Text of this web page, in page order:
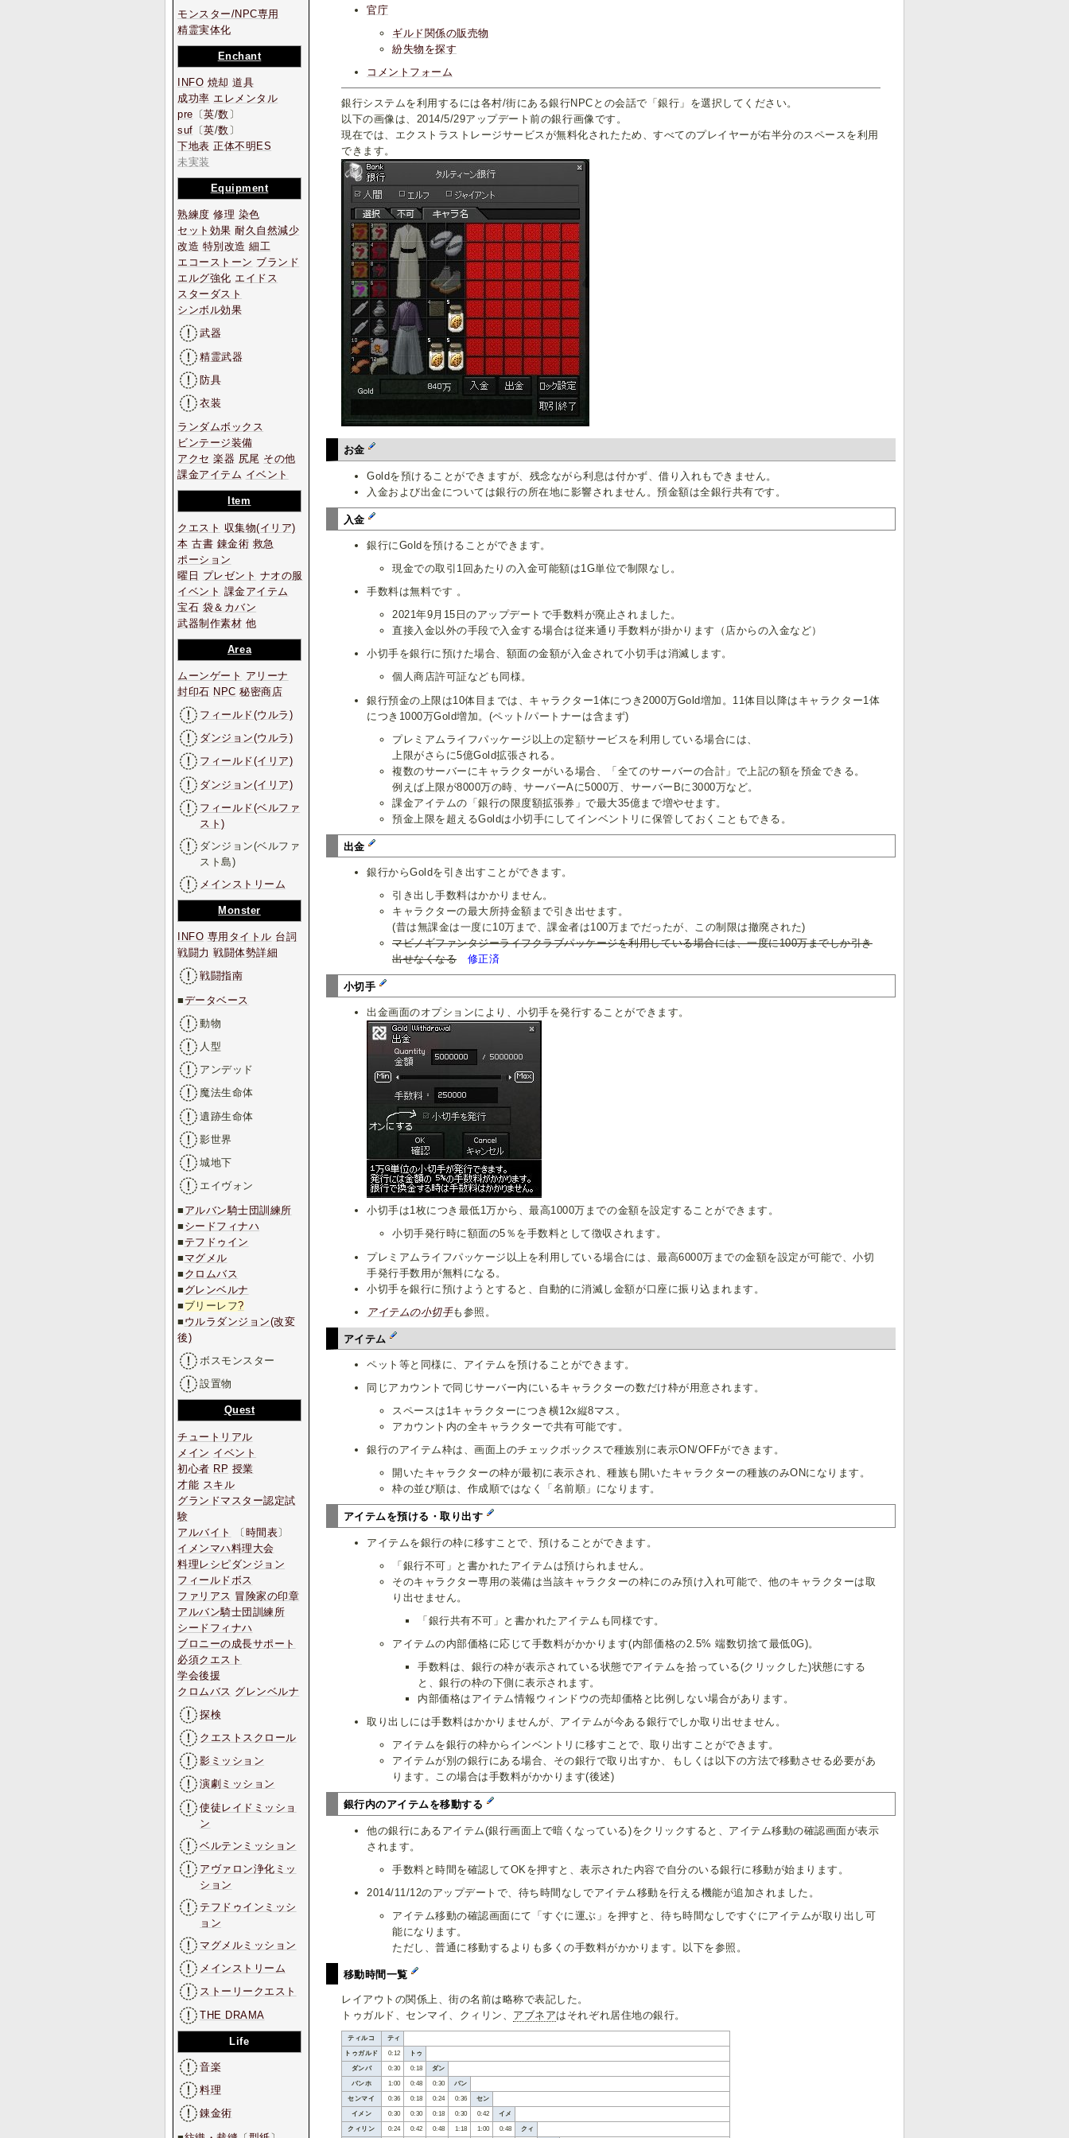
官庁
ギルド関係の販売物
紛失物を探す
コメントフォーム
銀行システムを利用するには各村/街にある銀行NPCとの会話で「銀行」を選択してください。
以下の画像は、2014/5/29アップデート前の銀行画像です。
現在では、エクストラストレージサービスが無料化されたため、すべてのプレイヤーが右半分のスペースを利用
できます。
お金
Goldを預けることができますが、残念ながら利息は付かず、借り入れもできません。
入金および出金については銀行の所在地に影響されません。預金額は全銀行共有です。
入金
銀行にGoldを預けることができます。
現金での取引1回あたりの入金可能額は1G単位で制限なし。
手数料は無料です 。
2021年9月15日のアップデートで手数料が廃止されました。
直接入金以外の手段で入金する場合は従来通り手数料が掛かります（店からの入金など）
小切手を銀行に預けた場合、額面の金額が入金されて小切手は消滅します。
個人商店許可証なども同様。
銀行預金の上限は10体目までは、キャラクター1体につき2000万Gold増加。11体目以降はキャラクター1体
につき1000万Gold増加。(ペット/パートナーは含まず)
プレミアムライフパッケージ以上の定額サービスを利用している場合には、
上限がさらに5億Gold拡張される。
複数のサーバーにキャラクターがいる場合、「全てのサーバーの合計」で上記の額を預金できる。
例えば上限が8000万の時、サーバーAに5000万、サーバーBに3000万など。
課金アイテムの「銀行の限度額拡張券」で最大35億まで増やせます。
預金上限を超えるGoldは小切手にしてインベントリに保管しておくこともできる。
出金
銀行からGoldを引き出すことができます。
引き出し手数料はかかりません。
キャラクターの最大所持金額まで引き出せます。
(昔は無課金は一度に10万まで、課金者は100万までだったが、この制限は撤廃された)
マビノギファンタジーライフクラブパッケージを利用している場合には、一度に100万までしか引き
出せなくなる
修正済
小切手
出金画面のオプションにより、小切手を発行することができます。
小切手は1枚につき最低1万から、最高1000万までの金額を設定することができます。
小切手発行時に額面の5％を手数料として徴収されます。
プレミアムライフパッケージ以上を利用している場合には、最高6000万までの金額を設定が可能で、小切
手発行手数用が無料になる。
小切手を銀行に預けようとすると、自動的に消滅し金額が口座に振り込まれます。
アイテムの小切手も参照。
アイテム
ペット等と同様に、アイテムを預けることができます。
同じアカウントで同じサーバー内にいるキャラクターの数だけ枠が用意されます。
スペースは1キャラクターにつき横12x縦8マス。
アカウント内の全キャラクターで共有可能です。
銀行のアイテム枠は、画面上のチェックボックスで種族別に表示ON/OFFができます。
開いたキャラクターの枠が最初に表示され、種族も開いたキャラクターの種族のみONになります。
枠の並び順は、作成順ではなく「名前順」になります。
アイテムを預ける・取り出す
アイテムを銀行の枠に移すことで、預けることができます。
「銀行不可」と書かれたアイテムは預けられません。
そのキャラクター専用の装備は当該キャラクターの枠にのみ預け入れ可能で、他のキャラクターは取
り出せません。
「銀行共有不可」と書かれたアイテムも同様です。
アイテムの内部価格に応じて手数料がかかります(内部価格の2.5% 端数切捨て最低0G)。
手数料は、銀行の枠が表示されている状態でアイテムを拾っている(クリックした)状態にする
と、銀行の枠の下側に表示されます。
内部価格はアイテム情報ウィンドウの売却価格と比例しない場合があります。
取り出しには手数料はかかりませんが、アイテムが今ある銀行でしか取り出せません。
アイテムを銀行の枠からインベントリに移すことで、取り出すことができます。
アイテムが別の銀行にある場合、その銀行で取り出すか、もしくは以下の方法で移動させる必要があ
ります。この場合は手数料がかかります(後述)
銀行内のアイテムを移動する
他の銀行にあるアイテム(銀行画面上で暗くなっている)をクリックすると、アイテム移動の確認画面が表示
されます。
手数料と時間を確認してOKを押すと、表示された内容で自分のいる銀行に移動が始まります。
2014/11/12のアップデートで、待ち時間なしでアイテム移動を行える機能が追加されました。
アイテム移動の確認画面にて「すぐに運ぶ」を押すと、待ち時間なしですぐにアイテムが取り出し可
能になります。
ただし、普通に移動するよりも多くの手数料がかかります。以下を参照。
移動時間一覧
レイアウトの関係上、街の名前は略称で表記した。
トゥガルド、センマイ、クィリン、 アブネアはそれぞれ居住地の銀行。
ティルコ ティ
トゥガルド 0:12 トゥ
ダンバ 0:30 0:18 ダン
バンホ 1:00 0:48 0:30 バン
センマイ 0:36 0:18 0:24 0:36 セン
イメン 0:30 0:30 0:18 0:30 0:42 イメ
クィリン 0:24 0:42 0:48 1:18 1:00 0:48 クィ
モンスター/NPC専用
精霊実体化
Enchant
INFO 焼却 道具
成功率 エレメンタル
pre 〔英/数 〕
suf 〔英/数 〕
下地表 正体不明ES
未実装
Equipment
熟練度 修理 染色
セット効果 耐久自然減少
改造 特別改造 細工
エコーストーン ブランド
エルグ強化 エイドス
スターダスト
シンボル効果
武器
精霊武器
防具
衣装
ランダムボックス
ビンテージ装備
アクセ 楽器 尻尾 その他
課金アイテム イベント
Item
クエスト 収集物(イリア)
本 古書 錬金術 救急
ポーション
曜日 プレゼント ナオの服
イベント 課金アイテム
宝石 袋＆カバン
武器制作素材 他
Area
ムーンゲート アリーナ
封印石 NPC 秘密商店
フィールド(ウルラ)
ダンジョン(ウルラ)
フィールド(イリア)
ダンジョン(イリア)
フィールド(ベルファ
スト)
ダンジョン(ベルファ
スト島)
メインストリーム
Monster
INFO 専用タイトル 台詞
戦闘力 戦闘体勢詳細
戦闘指南
■データベース
動物
人型
アンデッド
魔法生命体
遺跡生命体
影世界
城地下
エイヴォン
■ アルバン騎士団訓練所
■ シードフィナハ
■ テフドゥイン
■ マグメル
■ クロムバス
■ グレンベルナ
■ ブリーレフ?
■ ウルラダンジョン(改変
後)
ボスモンスター
設置物
Quest
チュートリアル
メイン イベント
初心者 RP 授業
才能 スキル
グランドマスター認定試
験
アルバイト
〔時間表〕
イメンマハ料理大会
料理レシピダンジョン
フィールドボス
ファリアス 冒険家の印章
アルバン騎士団訓練所
シードフィナハ
ブロニーの成長サポート
必須クエスト
学会後援
クロムバス グレンベルナ
探検
クエストスクロール
影ミッション
演劇ミッション
使徒レイドミッショ
ン
ベルテンミッション
アヴァロン浄化ミッ
ション
テフドゥインミッシ
ョン
マグメルミッション
メインストリーム
ストーリークエスト
THE DRAMA
Life
音楽
料理
錬金術